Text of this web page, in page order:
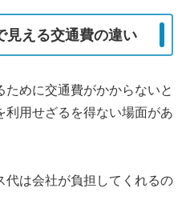
見える交通費の違い
めに交通費がかからないと
利用せざるを得ない場面があ
代は会社が負担してくれるの